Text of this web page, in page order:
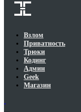
Взлом
Приватность
Трюки
Кодинг
Админ
Geek
Магазин